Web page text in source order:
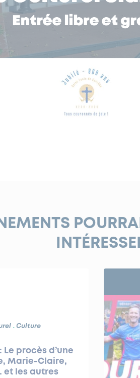
Culture
: Le procès d’une
Marie-Claire,
et les autres